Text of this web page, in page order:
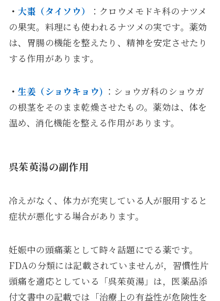
・ 大棗（タイソウ）
：クロウメモドキ科のナツメ
の果実。料理にも使われるナツメの実です。薬効
は、胃腸の機能を整えたり、精神を安定させたり
する作用があります。
・生姜（ショウキョウ) ：ショウガ科のショウガ
の根茎をそのまま乾燥させたもの。薬効は、体を
温め、消化機能を整える作用があります。
呉茱萸湯の副作用
冷えがなく、体力が充実している人が服用すると
症状が悪化する場合があります。
妊娠中の頭痛薬として時々話題にでる薬です。
FDAの分類には記載されていませんが，習慣性片
頭痛を適応としている「呉茱萸湯」は，医薬品添
付文書中の記載では「治療上の有益性が危険性を